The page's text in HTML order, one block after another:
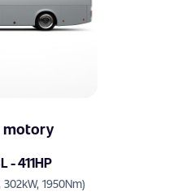
motory
- 411HP
302kW, 1950Nm)